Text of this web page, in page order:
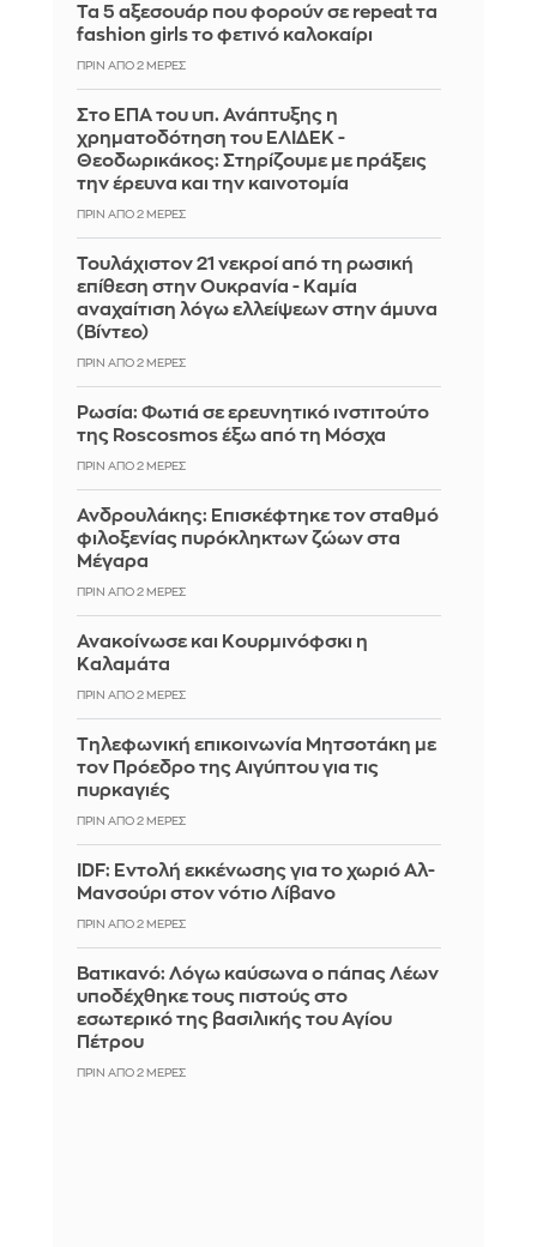
Τα 5 αξεσουάρ που φορούν σε repeat τα
fashion girls το φετινό καλοκαίρι
ΠΡΙΝ ΑΠΌ 2 ΜΈΡΕΣ
Στο ΕΠΑ του υπ. Ανάπτυξης η
χρηματοδότηση του ΕΛΙΔΕΚ -
Θεοδωρικάκος: Στηρίζουμε με πράξεις
την έρευνα και την καινοτομία
ΠΡΙΝ ΑΠΌ 2 ΜΈΡΕΣ
Τουλάχιστον 21 νεκροί από τη ρωσική
επίθεση στην Ουκρανία - Καμία
αναχαίτιση λόγω ελλείψεων στην άμυνα
(Βίντεο)
ΠΡΙΝ ΑΠΌ 2 ΜΈΡΕΣ
Ρωσία: Φωτιά σε ερευνητικό ινστιτούτο
της Roscosmos έξω από τη Μόσχα
ΠΡΙΝ ΑΠΌ 2 ΜΈΡΕΣ
Ανδρουλάκης: Επισκέφτηκε τον σταθμό
φιλοξενίας πυρόκληκτων ζώων στα
Μέγαρα
ΠΡΙΝ ΑΠΌ 2 ΜΈΡΕΣ
Ανακοίνωσε και Κουρμινόφσκι η
Καλαμάτα
ΠΡΙΝ ΑΠΌ 2 ΜΈΡΕΣ
Τηλεφωνική επικοινωνία Μητσοτάκη με
τον Πρόεδρο της Αιγύπτου για τις
πυρκαγιές
ΠΡΙΝ ΑΠΌ 2 ΜΈΡΕΣ
IDF: Εντολή εκκένωσης για το χωριό Αλ-
Μανσούρι στον νότιο Λίβανο
ΠΡΙΝ ΑΠΌ 2 ΜΈΡΕΣ
Βατικανό: Λόγω καύσωνα ο πάπας Λέων
υποδέχθηκε τους πιστούς στο
εσωτερικό της βασιλικής του Αγίου
Πέτρου
ΠΡΙΝ ΑΠΌ 2 ΜΈΡΕΣ